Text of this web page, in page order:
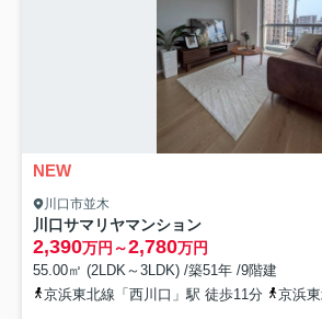
NEW
川口市並木
川口サマリヤマンション
2,390万円～2,780万円
55.00㎡ (2LDK～3LDK) /築51年 /9階建
京浜東北線「西川口」駅 徒歩11分
京浜東